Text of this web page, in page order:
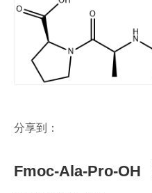
分享到：
Fmoc-Ala-Pro-OH